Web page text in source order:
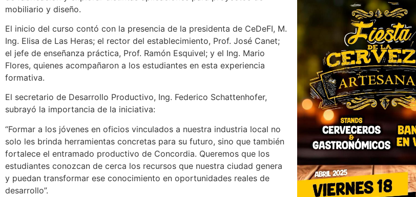
mobiliario y diseño.
El inicio del curso contó con la presencia de la presidenta de CeDeFI, M.
Ing. Elisa de Las Heras; el rector del establecimiento, Prof. José Canet;
el jefe de enseñanza práctica, Prof. Ramón Esquivel; y el Ing. Mario
Flores, quienes acompañaron a los estudiantes en esta experiencia
formativa.
El secretario de Desarrollo Productivo, Ing. Federico Schattenhofer,
subrayó la importancia de la iniciativa:
“Formar a los jóvenes en oficios vinculados a nuestra industria local no
solo les brinda herramientas concretas para su futuro, sino que también
fortalece el entramado productivo de Concordia. Queremos que los
estudiantes conozcan de cerca los recursos que nuestra ciudad genera
y puedan transformar ese conocimiento en oportunidades reales de
desarrollo”.